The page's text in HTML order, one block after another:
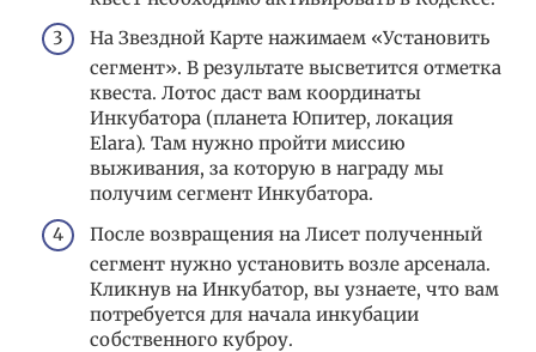
На Звездной Карте нажимаем «Установить
сегмент». В результате высветится отметка
квеста. Лотос даст вам координаты
Инкубатора (планета Юпитер, локация
Elara). Там нужно пройти миссию
выживания, за которую в награду мы
получим сегмент Инкубатора.
После возвращения на Лисет полученный
сегмент нужно установить возле арсенала.
Кликнув на Инкубатор, вы узнаете, что вам
потребуется для начала инкубации
собственного куброу.